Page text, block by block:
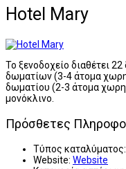
Hotel Mary
Το ξενοδοχείο διαθέτει
δωματίων (3-4 άτομα
δωματίου (2-3 άτομα
μονόκλινο.
Πρόσθετες
Τύπος καταλύματος:
Website: Website